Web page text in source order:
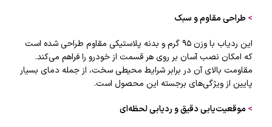
> طراحی مقاوم و سبک
این ردیاب با وزن ۹۵ گرم و بدنه پلاستیکی مقاوم طراحی شده است
که امکان نصب آسان بر روی هر قسمت از خودرو را فراهم می‌کند.
مقاومت بالای آن در برابر شرایط محیطی سخت، از جمله دمای بسیار
پایین از ویژگی‌های برجسته این محصول است.
>موقعیت‌یابی دقیق و ردیابی لحظه‌ای